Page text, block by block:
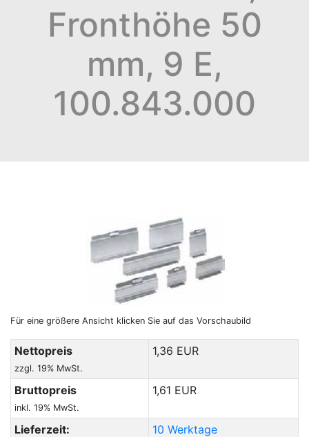
Fronthöhe 50
mm, 9 E,
100.843.000
Für eine größere Ansicht klicken Sie auf das Vorschaubild
Nettopreis
zzgl. 19% MwSt.
1,36 EUR
Bruttopreis
inkl. 19% MwSt.
1,61 EUR
Lieferzeit:
10 Werktage